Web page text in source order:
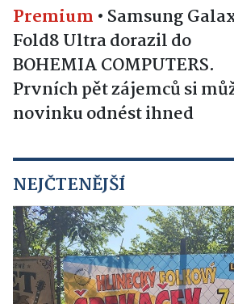
Premium • Samsung
Fold8 Ultra dorazil do
BOHEMIA COMPUTERS.
Prvních pět zájemců si
novinku odnést ihned
NEJČTENĚJŠÍ